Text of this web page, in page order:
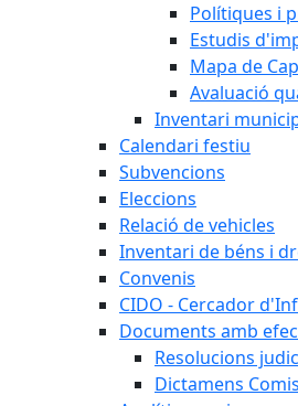
Polítiques i
Estudis
Mapa de
Avaluació
Inventari
Calendari festiu
Subvencions
Eleccions
Relació de vehicles
Inventari de béns i
Convenis
CIDO - Cercador
Documents amb
Resolucions
Dictamens